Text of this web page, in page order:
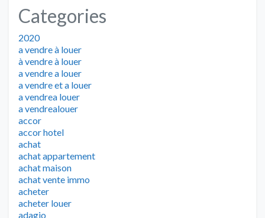
Categories
2020
a vendre à louer
à vendre à louer
a vendre a louer
a vendre et a louer
a vendrea louer
a vendrealouer
accor
accor hotel
achat
achat appartement
achat maison
achat vente immo
acheter
acheter louer
adagio